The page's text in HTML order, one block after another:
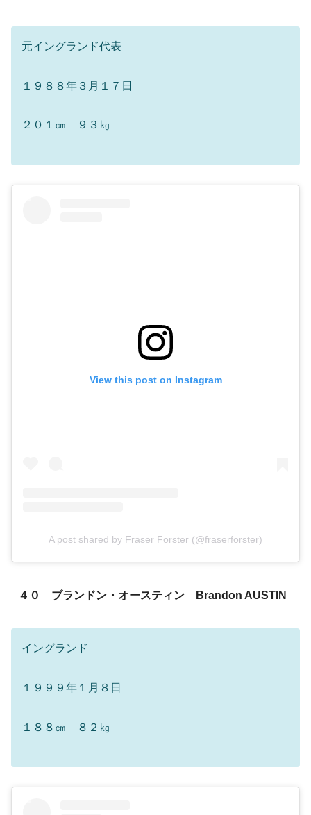
元イングランド代表
１９８８年３月１７日
２０１㎝ ９３㎏
View this post on Instagram
A post shared by Fraser Forster (@fraserforster)
４０ ブランドン・オースティン Brandon AUSTIN
イングランド
１９９９年１月８日
１８８㎝ ８２㎏